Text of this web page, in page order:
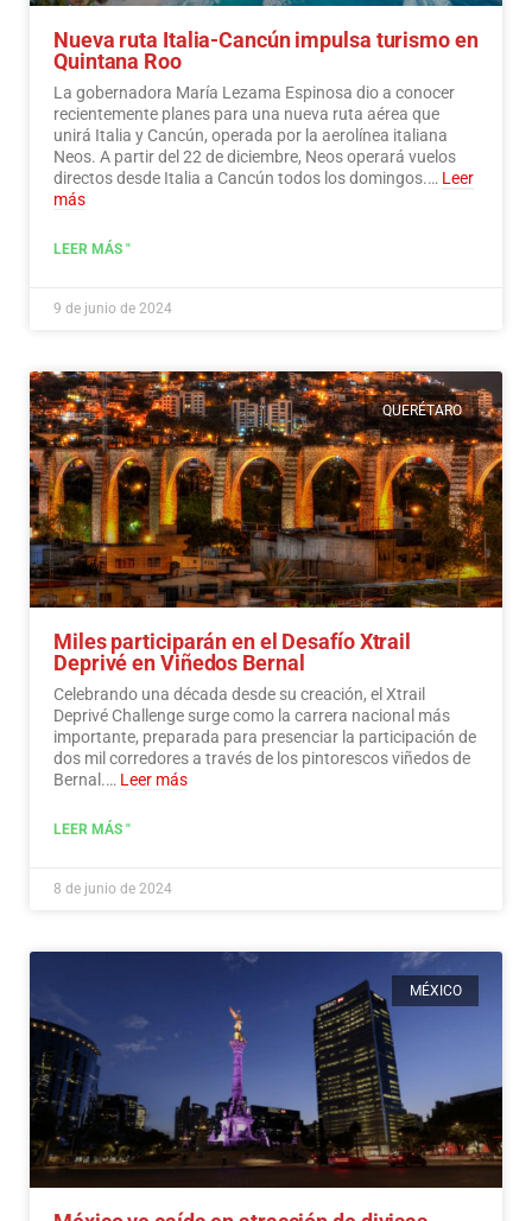
Nueva ruta Italia-Cancún impulsa turismo en
Quintana Roo
La gobernadora María Lezama Espinosa dio a conocer
recientemente planes para una nueva ruta aérea que
unirá Italia y Cancún, operada por la aerolínea italiana
Neos. A partir del 22 de diciembre, Neos operará vuelos
directos desde Italia a Cancún todos los domingos.… Leer
más
LEER MÁS "
9 de junio de 2024
QUERÉTARO
Miles participarán en el Desafío Xtrail
Deprivé en Viñedos Bernal
Celebrando una década desde su creación, el Xtrail
Deprivé Challenge surge como la carrera nacional más
importante, preparada para presenciar la participación de
dos mil corredores a través de los pintorescos viñedos de
Bernal.… Leer más
LEER MÁS "
8 de junio de 2024
MÉXICO